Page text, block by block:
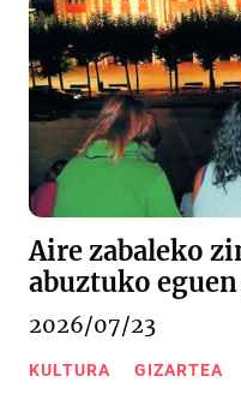
Aire zabaleko
abuztuko
2026/07/23
KULTURA GIZARTEA